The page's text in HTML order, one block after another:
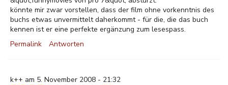
könnte mir zwar vorstellen, dass der film ohne vorkenntnis des
buchs etwas unvermittelt daherkommt - für die, die das buch
kennen ist er eine perfekte ergänzung zum lesespass.
Permalink
Antworten
k++ am 5. November 2008 - 21:32